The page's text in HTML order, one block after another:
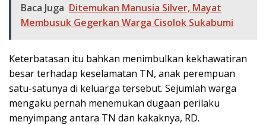
Baca Juga Ditemukan Manusia Silver, Mayat
Membusuk Gegerkan Warga Cisolok Sukabumi
Keterbatasan itu bahkan menimbulkan kekhawatiran
besar terhadap keselamatan TN, anak perempuan
satu-satunya di keluarga tersebut. Sejumlah warga
mengaku pernah menemukan dugaan perilaku
menyimpang antara TN dan kakaknya, RD.